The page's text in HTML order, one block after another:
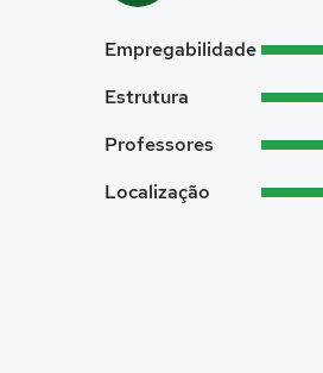
Empregabilidade
Estrutura
Professores
Localização